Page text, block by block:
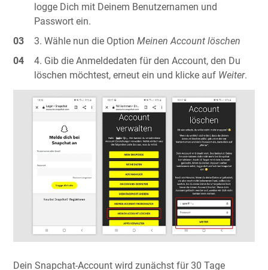
logge Dich mit Deinem Benutzernamen und
Passwort ein.
Wähle nun die OptionMeinen Account löschen
Gib die Anmeldedaten für den Account, den Du
löschen möchtest, erneut ein und klicke auf Weiter.
Dein Snapchat-Account wird zunächst für 30 Tage